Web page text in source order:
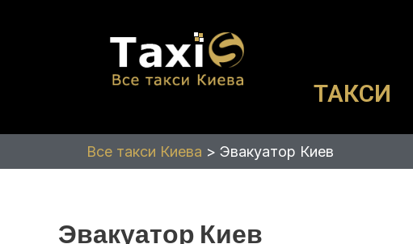
ТАКСИ
Все такси Киева > Эвакуатор Киев
Эвакуатор Киев